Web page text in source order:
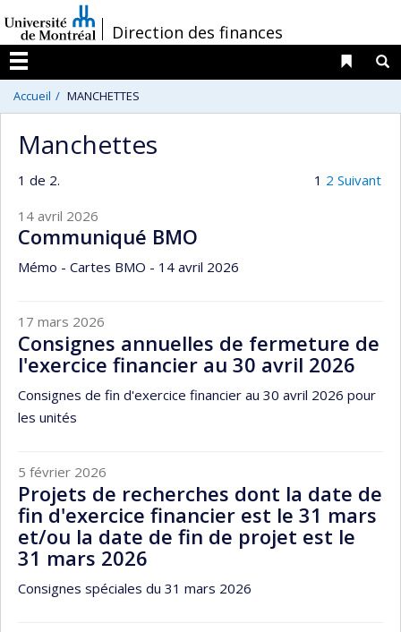
au
contenu
/Direction des finances
Menu
Liens
Accueil MANCHETTES
Manchettes
1 de 2. 1 2 Suivant
14 avril 2026
Communiqué BMO
Mémo - Cartes BMO - 14 avril 2026
17 mars 2026
Consignes annuelles de fermeture de
l'exercice financier au 30 avril 2026
Consignes de fin d'exercice financier au 30 avril 2026 pour
les unités
5 février 2026
Projets de recherches dont la date de
fin d'exercice financier est le 31 mars
et/ou la date de fin de projet est le
31 mars 2026
Consignes spéciales du 31 mars 2026